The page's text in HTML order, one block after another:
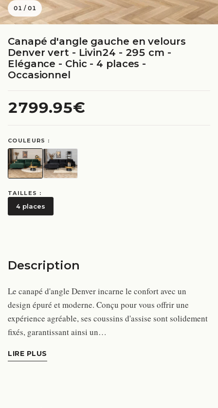
01 /01
Canapé d'angle gauche en velours
Denver vert - Livin24 - 295 cm -
Elégance - Chic - 4 places -
Occasionnel
2799.95€
COULEURS :
TAILLES :
4 places
Description
Le canapé d'angle Denver incarne le confort avec un
design épuré et moderne. Conçu pour vous offrir une
expérience agréable, ses coussins d'assise sont solidement
fixés, garantissant ainsi un…
LIRE PLUS